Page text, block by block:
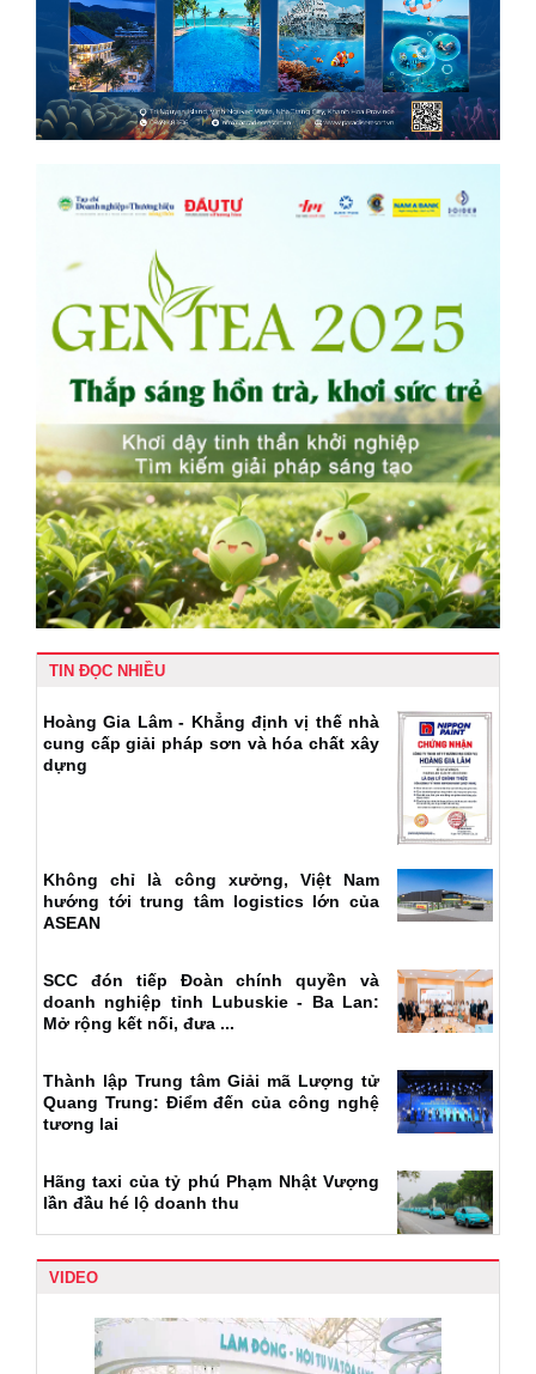
TIN ĐỌC NHIỀU
Hoàng Gia Lâm - Khẳng định vị thế nhà
cung cấp giải pháp sơn và hóa chất xây
dựng
Không chỉ là công xưởng, Việt Nam
hướng tới trung tâm logistics lớn của
ASEAN
SCC đón tiếp Đoàn chính quyền và
doanh nghiệp tỉnh Lubuskie - Ba Lan:
Mở rộng kết nối, đưa ...
Thành lập Trung tâm Giải mã Lượng tử
Quang Trung: Điểm đến của công nghệ
tương lai
Hãng taxi của tỷ phú Phạm Nhật Vượng
lần đầu hé lộ doanh thu
VIDEO